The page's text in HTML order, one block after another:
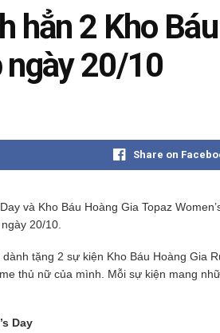
hẳn 2 Kho
ngày 20/10
Share on
và Kho Báu Hoàng Gia Topaz
20/10.
tặng 2 sự kiện Kho Báu Hoàng Gia
thủ nữ của mình. Mỗi sự kiện mang
Day